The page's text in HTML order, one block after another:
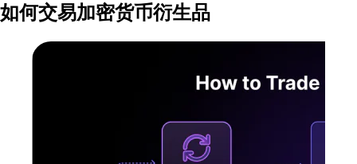
如何交易加密货币衍生品